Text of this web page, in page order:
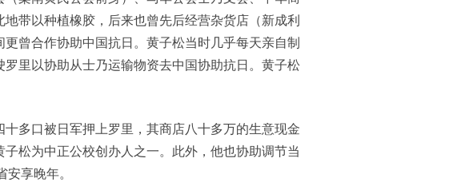
带以种植橡胶，后来也曾先后经营杂货店（新成利
曾合作协助中国抗日。黄子松当时几乎每天亲自制
里以协助从士乃运输物资去中国协助抗日。黄子松
多口被日军押上罗里，其商店八十多万的生意现金
松为中正公校创办人之一。此外，他也协助调节当
享晚年。